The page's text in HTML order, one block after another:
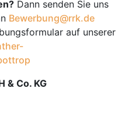
Dann senden Sie uns
Bewerbung@rrk.de
auf unserer
& Co. KG